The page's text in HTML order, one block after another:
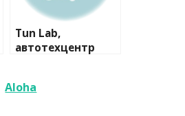
Tun Lab,
автотехцентр
Aloha